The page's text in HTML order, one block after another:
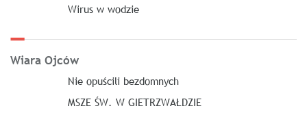
Wirus w wodzie
Wiara Ojców
Nie opuścili bezdomnych
MSZE ŚW. W GIETRZWAŁDZIE